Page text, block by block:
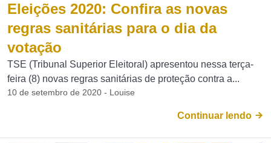
Eleições 2020: Confira as novas
regras sanitárias para o dia da
votação
TSE (Tribunal Superior Eleitoral) apresentou nessa terça-
feira (8) novas regras sanitárias de proteção contra a...
10 de setembro de 2020 - Louise
Continuar lendo